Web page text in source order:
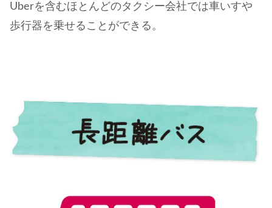
Uberを含むほとんどのタクシー会社では車いすや
歩行器を乗せることができる。